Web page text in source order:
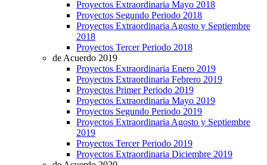
Proyectos Extraordinaria Mayo 2018
Proyectos Segundo Periodo 2018
Proyectos Extraordinaria Agosto y Septiembre
2018
Proyectos Tercer Periodo 2018
de Acuerdo 2019
Proyectos Extraordinaria Enero 2019
Proyectos Extraordinaria Febrero 2019
Proyectos Primer Periodo 2019
Proyectos Extraordinaria Mayo 2019
Proyectos Segundo Periodo 2019
Proyectos Extraordinaria Agosto y Septiembre
2019
Proyectos Tercer Periodo 2019
Proyectos Extraordinaria Diciembre 2019